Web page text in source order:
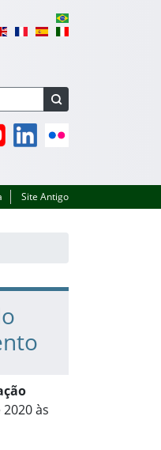
Linkedin
Site Antigo
às